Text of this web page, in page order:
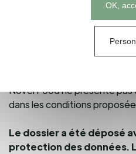
Une estimation de l’apport
nouvelles utilisations
Néanmoins, l’AESA conclut
Novel Food ne présente
dans les conditions
Le dossier a été déposé
protection des données.
OK,